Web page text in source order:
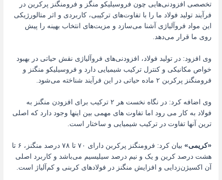
تخصصی افزودنی‌هایی چون فروسیلیکو منگز و فرومنگنز پرکرین در
فرآیند تولید فولاد ما را با تفاوت‌های ترکیبی، کاربردی و اثر متالورژیکی
این مواد فروآلیاژی آشنا می‌سازد و مزیت‌های انتخاب بهینه را پیش
روی ما قرار می‌دهد.
وی افزود: در تولید فولاد، افزودنی‌های فروآلیاژی نقش حیاتی در بهبود
خواص مکانیکی و کنترل ترکیب شیمیایی دارد و فروسیلیکو منگنز و
فرومنگنز پرکربن ۲ ماده حیاتی در این فرآیند شناخته می‌شود.
وی اضافه کرد: در نگاه نخست هر ۲ ترکیب برای افزودن منگنز به
فولاد به کار می رود اما تفاوت های مهمی بین اینها وجود دارد که اصلی
ترین آنها تفاوت در ترکیب شیمیایی و ساختار است.
«کریمی»
بیان کرد: فرومنگنز پرکربن دارای ۷۰ تا ۷۸ درصد منگنز، ۶ تا
هشت درصد کرین و یک و نیم درصد سیلیسیم می‌باشد و کاربرد اصلی
آن اکسیژن‌زدایی و افزایش منگنز در فولادهای کربنی و کم‌آلیاژ است.